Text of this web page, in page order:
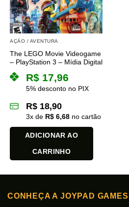
AÇÃO / AVENTURA
The LEGO Movie Videogame
– PlayStation 3 – Mídia Digital
R$ 17,96
5% desconto no PIX
R$ 18,90
3x de R$ 6,68 no cartão
ADICIONAR AO
CARRINHO
CONHEÇA A JOYPAD GAMES